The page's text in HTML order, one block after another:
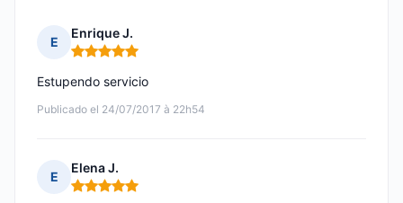
E
Enrique J.
Nota: 5 de 5
Publicado el 24/07/2017 à 22h54
Estupendo servicio
E
Elena J.
Nota: 5 de 5